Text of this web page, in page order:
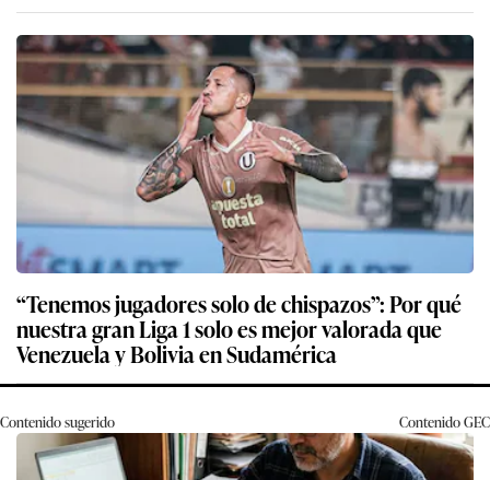
“Tenemos jugadores solo de chispazos”: Por qué
nuestra gran Liga 1 solo es mejor valorada que
Venezuela y Bolivia en Sudamérica
Contenido sugerido ContenidoGEC